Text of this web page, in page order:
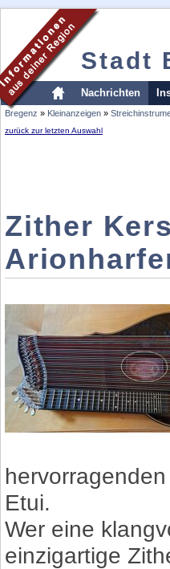
Stadt
Nachrichten
Bregenz » Kleinanzeigen »
zurück zur letzten Auswahl
Zither
Etui.
Wer eine
einzigartige